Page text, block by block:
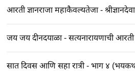
आरती ज्ञानराजा महाकैवल्यतेजा -
जय जय दीनदयाळा - सत्यनारायणाची आरती
सात दिवस आणि सहा रात्री - भाग ४